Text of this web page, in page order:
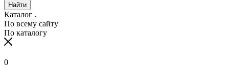
Найти
Каталог
По всему сайту
По каталогу
0